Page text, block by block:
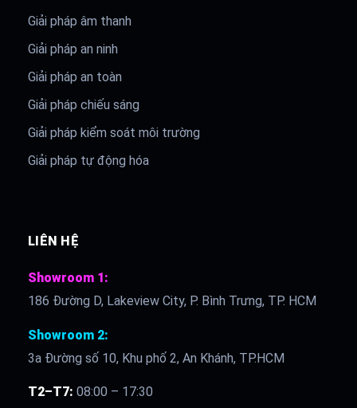
Giải pháp âm thanh
Giải pháp an ninh
Giải pháp an toàn
Giải pháp chiếu sáng
Giải pháp kiểm soát môi trường
Giải pháp tự động hóa
LIÊN HỆ
Showroom 1:
186 Đường D, Lakeview City, P. Bình Trưng, TP. HCM
Showroom 2:
3a Đường số 10, Khu phố 2, An Khánh, TP.HCM
T2–T7: 08:00 – 17:30